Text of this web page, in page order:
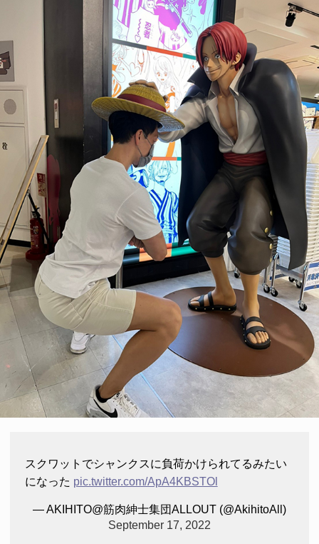
スクワットでシャンクスに負荷かけられてるみたい
になった pic.twitter.com/ApA4KBSTOl
— AKIHITO@筋肉紳士集団ALLOUT (@AkihitoAll)
September 17, 2022